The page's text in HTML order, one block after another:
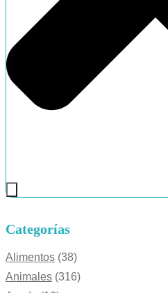
Categorías
Alimentos (38)
Animales (316)